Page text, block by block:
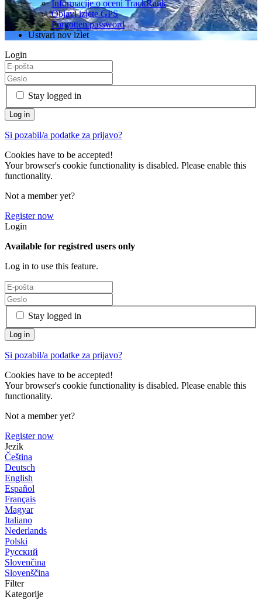
Informacije o oceni TrackRank
Objavi izlete GPS
Forgotten password
Ustvari nov izlet
Login
Stay logged in
Si pozabil/a podatke za prijavo?
Cookies have to be accepted!
Your browser's cookie functionality is disabled. Please enable this
functionality.
Not a member yet?
Register now
Login
Available for registred users only
Log in to use this feature.
Stay logged in
Si pozabil/a podatke za prijavo?
Cookies have to be accepted!
Your browser's cookie functionality is disabled. Please enable this
functionality.
Not a member yet?
Register now
Jezik
Čeština
Deutsch
English
Español
Français
Magyar
Italiano
Nederlands
Polski
Русский
Slovenčina
Slovenščina
Filter
Kategorije